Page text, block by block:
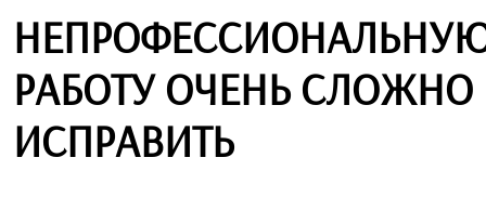
РАБОТУ ОЧЕНЬ СЛОЖНО
ИСПРАВИТЬ